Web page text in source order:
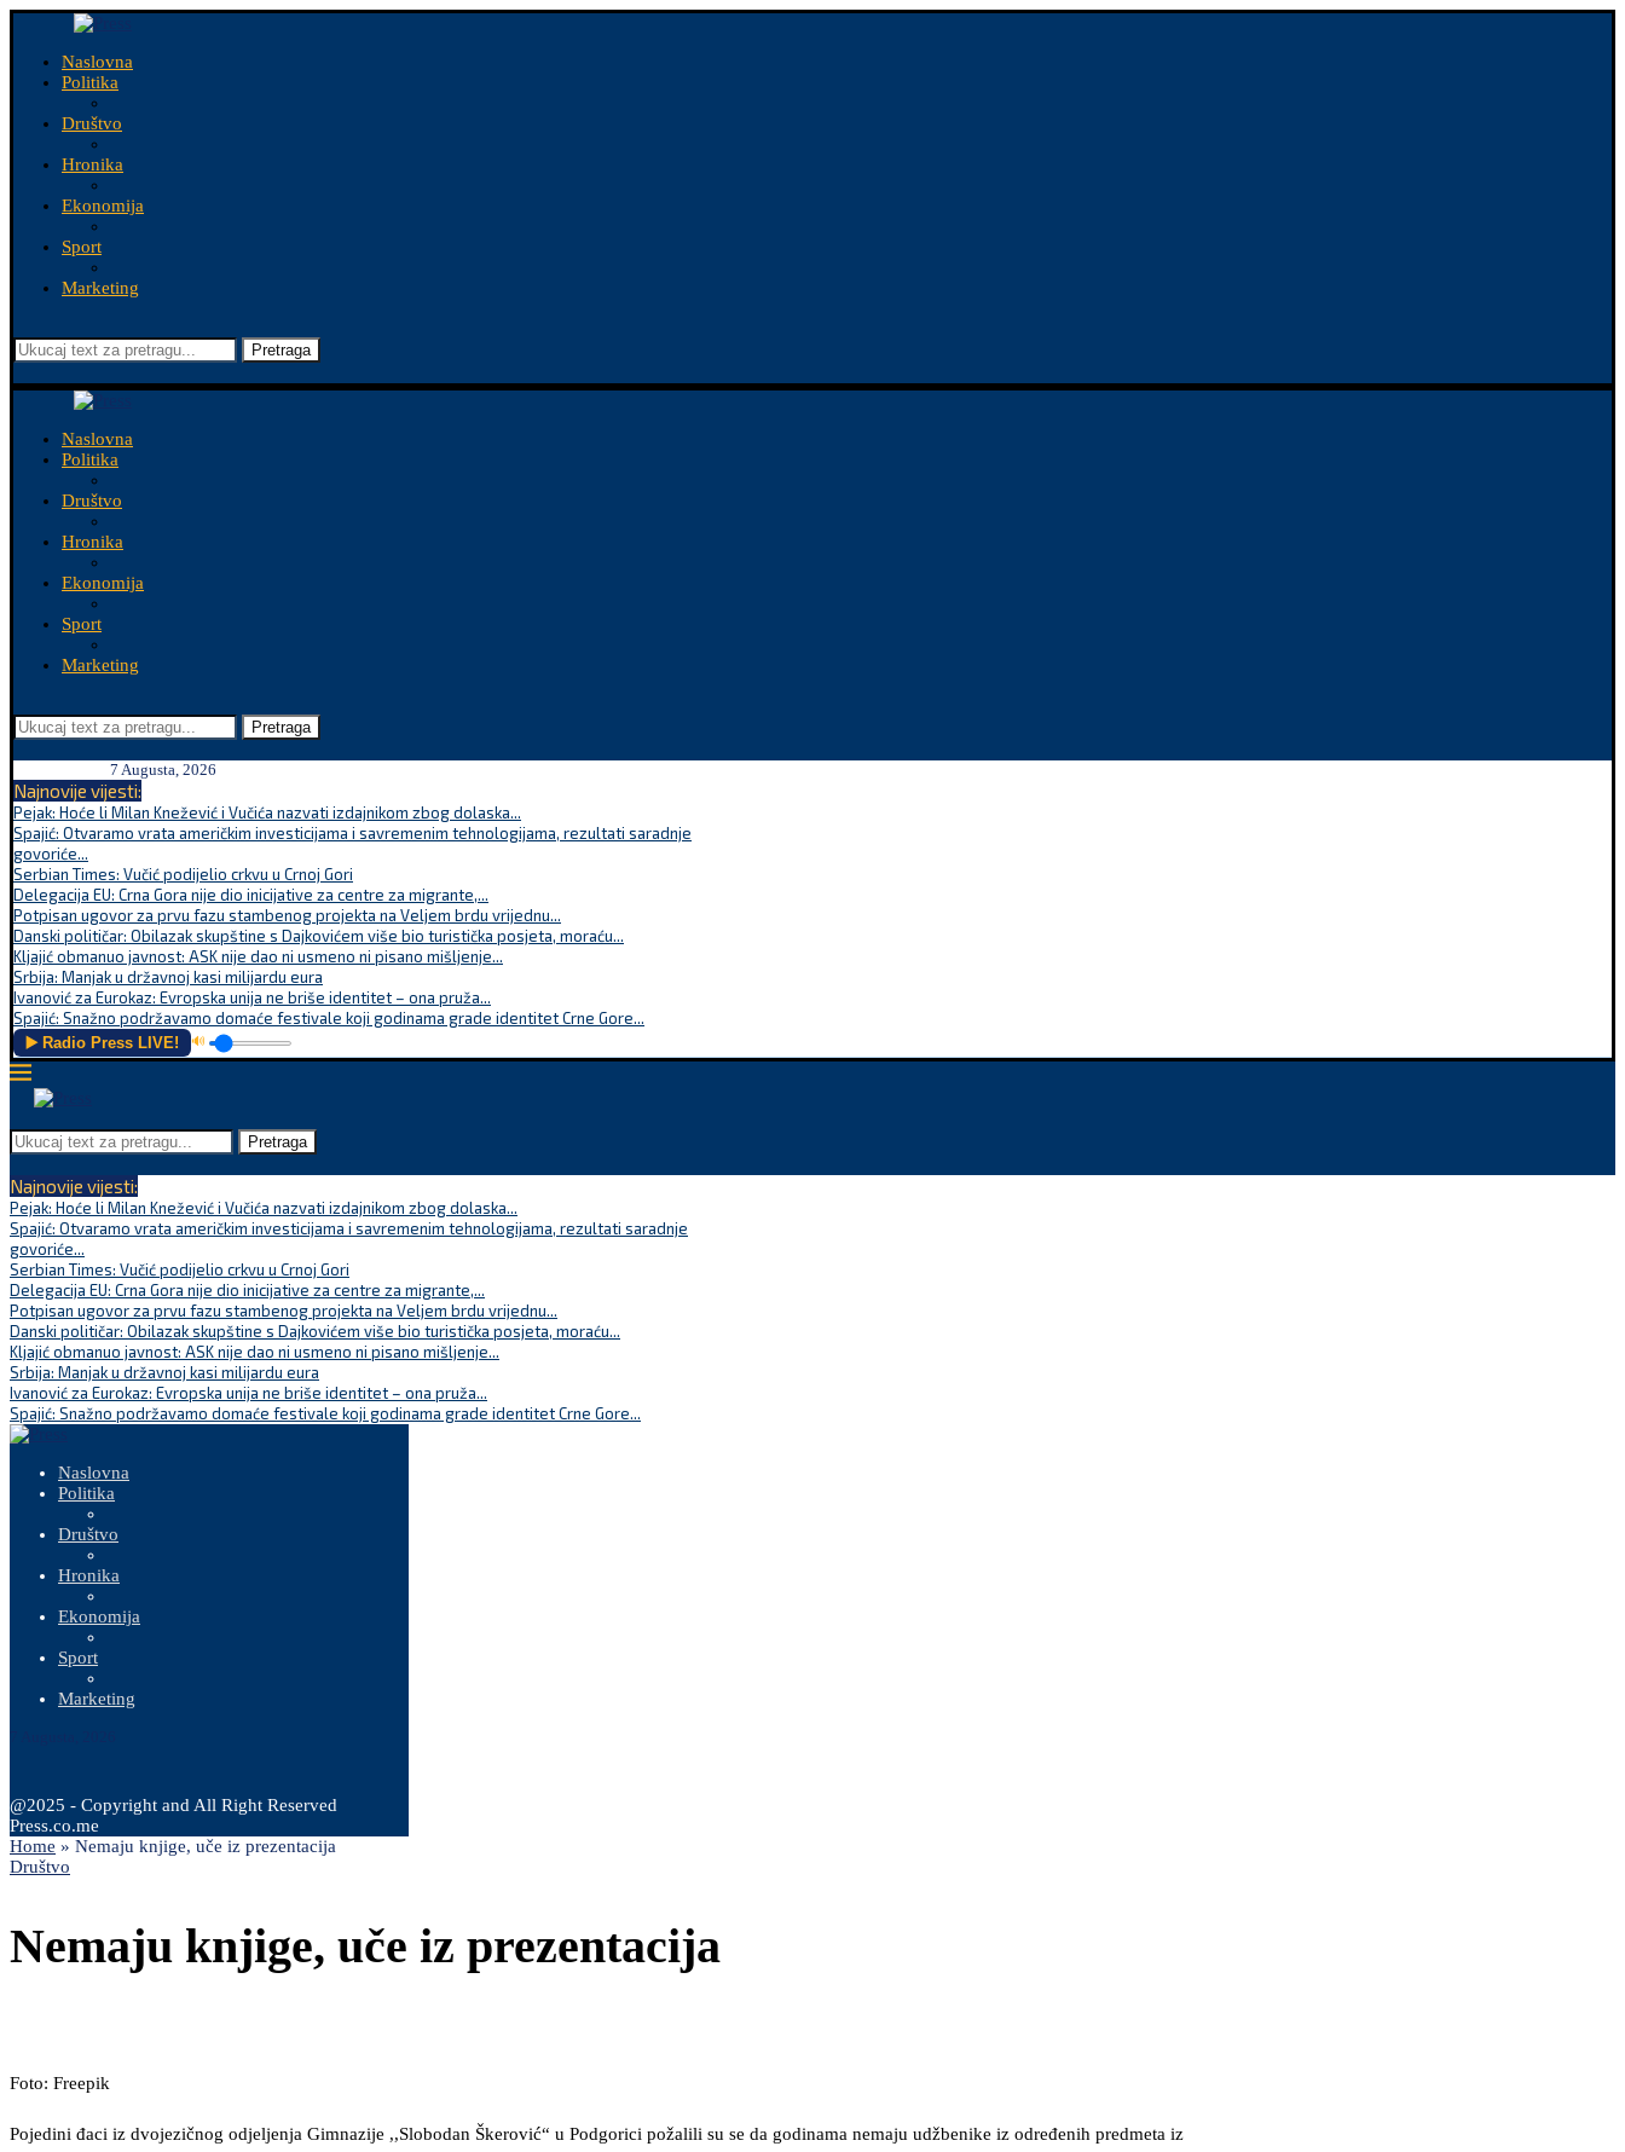
Naslovna
Politika
Društvo
Hronika
Ekonomija
Sport
Marketing
Pretraga
Naslovna
Politika
Društvo
Hronika
Ekonomija
Sport
Marketing
Pretraga
7 Augusta, 2026
Najnovije vijesti:
Pejak: Hoće li Milan Knežević i Vučića nazvati izdajnikom zbog dolaska...
Spajić: Otvaramo vrata američkim investicijama i savremenim tehnologijama, rezultati saradnje
govoriće...
Serbian Times: Vučić podijelio crkvu u Crnoj Gori
Delegacija EU: Crna Gora nije dio inicijative za centre za migrante,...
Potpisan ugovor za prvu fazu stambenog projekta na Veljem brdu vrijednu...
Danski političar: Obilazak skupštine s Dajkovićem više bio turistička posjeta, moraću...
Kljajić obmanuo javnost: ASK nije dao ni usmeno ni pisano mišljenje...
Srbija: Manjak u državnoj kasi milijardu eura
Ivanović za Eurokaz: Evropska unija ne briše identitet – ona pruža...
Spajić: Snažno podržavamo domaće festivale koji godinama grade identitet Crne Gore...
▶️ Radio Press LIVE! 🔊
Pretraga
Najnovije vijesti:
Pejak: Hoće li Milan Knežević i Vučića nazvati izdajnikom zbog dolaska...
Spajić: Otvaramo vrata američkim investicijama i savremenim tehnologijama, rezultati saradnje
govoriće...
Serbian Times: Vučić podijelio crkvu u Crnoj Gori
Delegacija EU: Crna Gora nije dio inicijative za centre za migrante,...
Potpisan ugovor za prvu fazu stambenog projekta na Veljem brdu vrijednu...
Danski političar: Obilazak skupštine s Dajkovićem više bio turistička posjeta, moraću...
Kljajić obmanuo javnost: ASK nije dao ni usmeno ni pisano mišljenje...
Srbija: Manjak u državnoj kasi milijardu eura
Ivanović za Eurokaz: Evropska unija ne briše identitet – ona pruža...
Spajić: Snažno podržavamo domaće festivale koji godinama grade identitet Crne Gore...
Naslovna
Politika
Društvo
Hronika
Ekonomija
Sport
Marketing
@2025 - Copyright and All Right Reserved
Press.co.me
Home » Nemaju knjige, uče iz prezentacija
Društvo
Nemaju knjige, uče iz prezentacija
Foto: Freepik
Pojedini đaci iz dvojezičnog odjeljenja Gimnazije ,,Slobodan Škerović“ u Podgorici požalili su se da godinama nemaju udžbenike iz određenih predmeta iz